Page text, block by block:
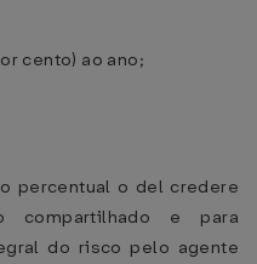
cento) ao ano;
percentual o del credere
compartilhado e para
do risco pelo agente